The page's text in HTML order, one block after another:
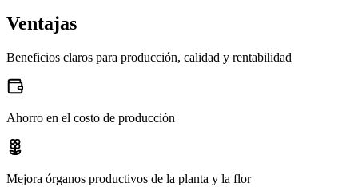
Ventajas
Beneficios claros para producción, calidad y rentabilidad
Ahorro en el costo de producción
Mejora órganos productivos de la planta y la flor